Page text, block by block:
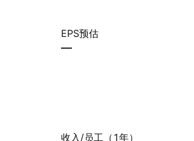
EPS预估
—
收入/员工（1年）